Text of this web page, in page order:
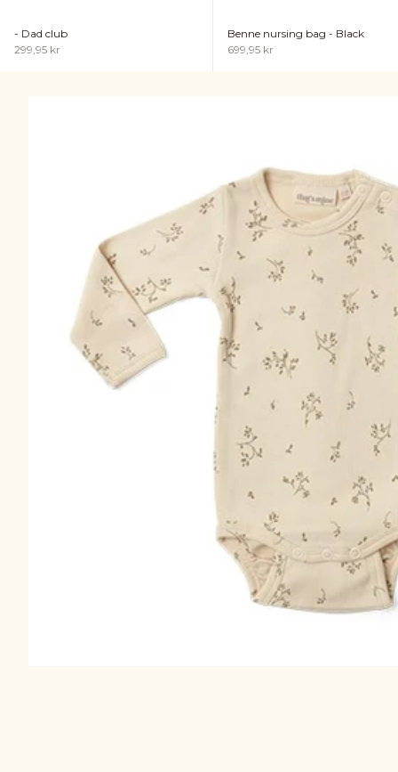
- Dad club
Sale price
299,95 kr
Benne nursing bag - Black
Sale price
699,95 kr